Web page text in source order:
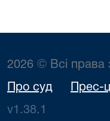
2026 © Всі права
Про суд Прес-
v1.38.1